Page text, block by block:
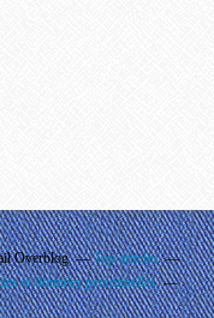
Overblog
Top articles
et données personnelles